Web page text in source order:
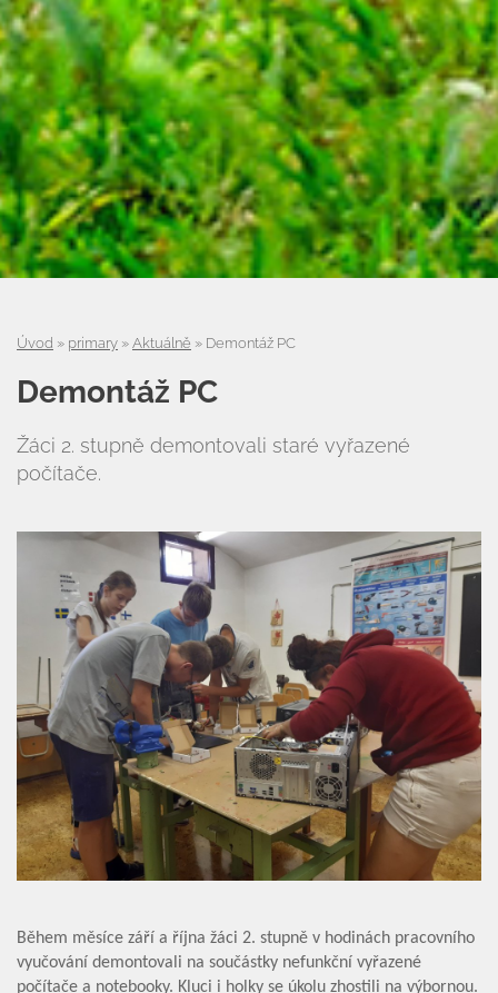
Úvod
Organizace školního roku
Naše škola
Úvod » primary » Aktuálně » Demontáž PC
Demontáž PC
Žáci 2. stupně demontovali staré vyřazené
počítače.
Během měsíce září a října žáci 2. stupně v hodinách pracovního
vyučování demontovali na součástky nefunkční vyřazené
počítače a notebooky. Kluci i holky se úkolu zhostili na výbornou.